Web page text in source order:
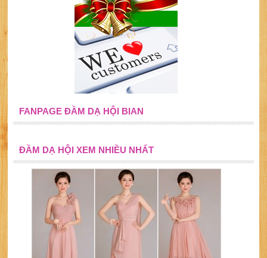
FANPAGE ĐẦM DẠ HỘI BIAN
ĐẦM DẠ HỘI XEM NHIỀU NHẤT